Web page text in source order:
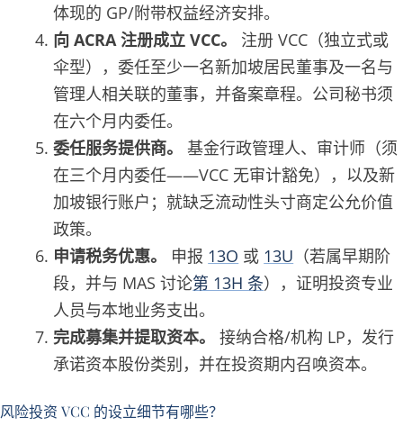
体现的 GP/附带权益经济安排。
向 ACRA 注册成立 VCC。
注册 VCC（独立式或
伞型），委任至少一名新加坡居民董事及一名与
管理人相关联的董事，并备案章程。公司秘书须
在六个月内委任。
委任服务提供商。
基金行政管理人、审计师（须
在三个月内委任——VCC 无审计豁免），以及新
加坡银行账户；就缺乏流动性头寸商定公允价值
政策。
申请税务优惠。
申报 13O 或 13U （若属早期阶
段，并与 MAS 讨论第 13H 条），证明投资专业
人员与本地业务支出。
完成募集并提取资本。
接纳合格/机构 LP，发行
承诺资本股份类别，并在投资期内召唤资本。
风险投资 VCC 的设立细节有哪些？